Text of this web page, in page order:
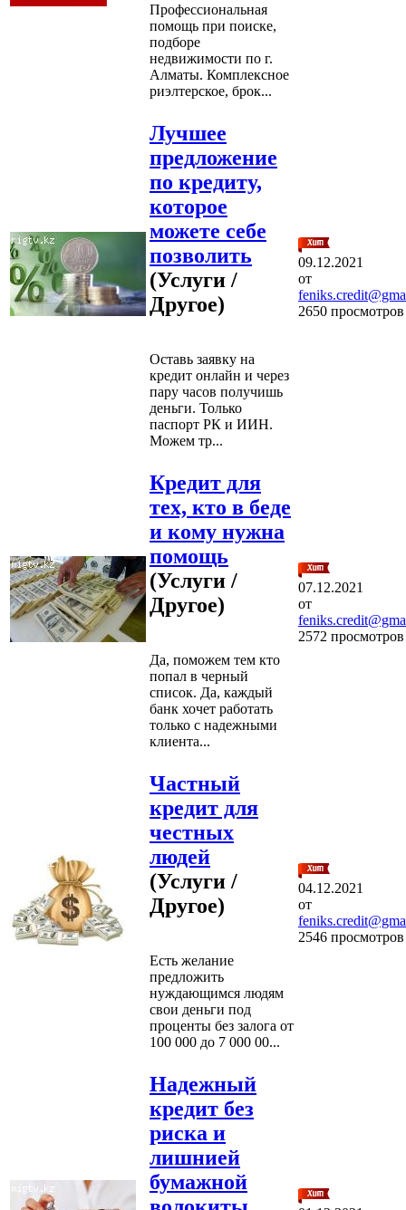
Профессиональная
помощь при поиске,
подборе
недвижимости по г.
Алматы. Комплексное
риэлтерское, брок...
Лучшее
предложение
по кредиту,
которое
можете себе
позволить
(Услуги /
Другое)
Оставь заявку на
кредит онлайн и через
пару часов получишь
деньги. Только
паспорт РК и ИИН.
Можем тр...
09.12.2021
от
2650 просмотров
Кредит для
тех, кто в беде
и кому нужна
помощь
(Услуги /
Другое)
Да, поможем тем кто
попал в черный
список. Да, каждый
банк хочет работать
только с надежными
клиента...
07.12.2021
от
2572 просмотров
Частный
кредит для
честных
людей
(Услуги /
Другое)
Есть желание
предложить
нуждающимся людям
свои деньги под
проценты без залога от
100 000 до 7 000 00...
04.12.2021
от
2546 просмотров
Надежный
кредит без
риска и
лишнией
бумажной